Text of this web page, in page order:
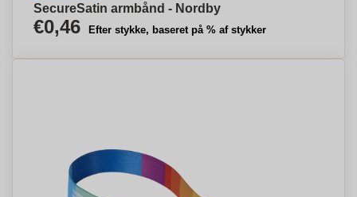
SecureSatin armbånd - Nordby
€0,46 Efter stykke, baseret på % af stykker